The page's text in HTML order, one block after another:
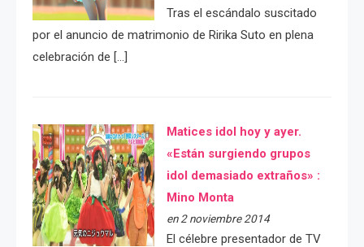
Tras el escándalo suscitado
por el anuncio de matrimonio de Ririka Suto en plena
celebración de […]
Matices idol hoy y ayer.
«Están surgiendo grupos
idol demasiado extraños» :
Mino Monta
en 2 noviembre 2014
El célebre presentador de TV